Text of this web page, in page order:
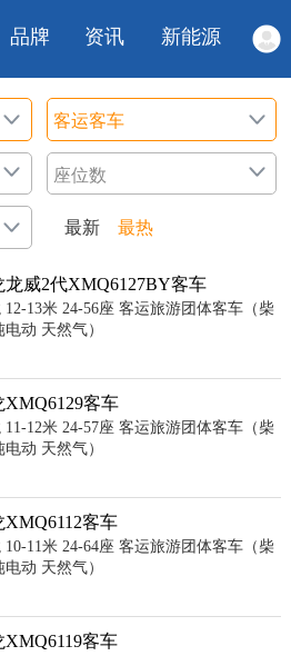
品牌 资讯 新能源
最新 最热
龙威2代XMQ6127BY客车
12-13米 24-56座 客运旅游团体客车（柴
电动 天然气）
XMQ6129客车
11-12米 24-57座 客运旅游团体客车（柴
电动 天然气）
XMQ6112客车
10-11米 24-64座 客运旅游团体客车（柴
电动 天然气）
XMQ6119客车